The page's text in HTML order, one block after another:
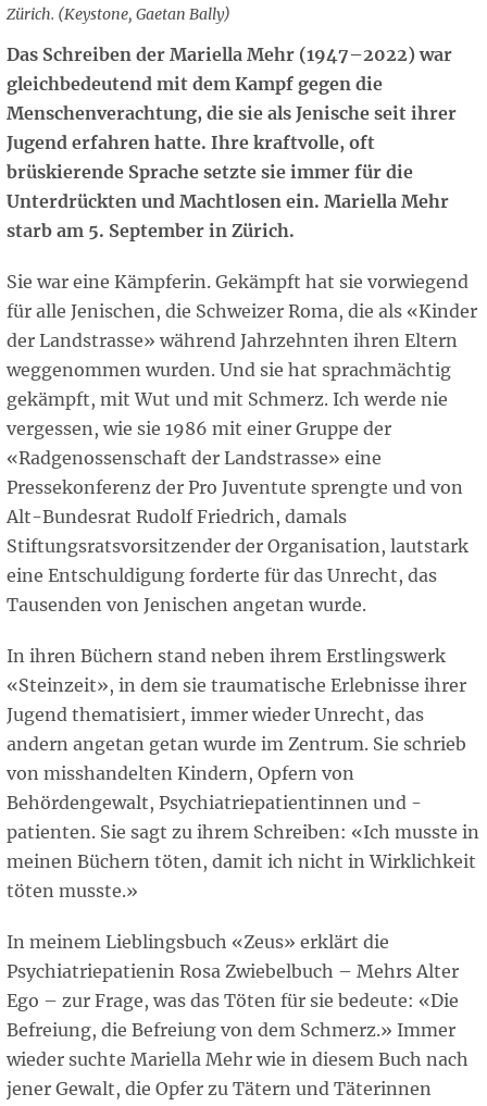
Zürich. (Keystone, Gaetan Bally)
Das Schreiben der Mariella Mehr (1947–2022) war
gleichbedeutend mit dem Kampf gegen die
Menschenverachtung, die sie als Jenische seit ihrer
Jugend erfahren hatte. Ihre kraftvolle, oft
brüskierende Sprache setzte sie immer für die
Unterdrückten und Machtlosen ein. Mariella Mehr
starb am 5. September in Zürich.
Sie war eine Kämpferin. Gekämpft hat sie vorwiegend
für alle Jenischen, die Schweizer Roma, die als «Kinder
der Landstrasse» während Jahrzehnten ihren Eltern
weggenommen wurden. Und sie hat sprachmächtig
gekämpft, mit Wut und mit Schmerz. Ich werde nie
vergessen, wie sie 1986 mit einer Gruppe der
«Radgenossenschaft der Landstrasse» eine
Pressekonferenz der Pro Juventute sprengte und von
Alt-Bundesrat Rudolf Friedrich, damals
Stiftungsratsvorsitzender der Organisation, lautstark
eine Entschuldigung forderte für das Unrecht, das
Tausenden von Jenischen angetan wurde.
In ihren Büchern stand neben ihrem Erstlingswerk
«Steinzeit», in dem sie traumatische Erlebnisse ihrer
Jugend thematisiert, immer wieder Unrecht, das
andern angetan getan wurde im Zentrum. Sie schrieb
von misshandelten Kindern, Opfern von
Behördengewalt, Psychiatriepatientinnen und -
patienten. Sie sagt zu ihrem Schreiben: «Ich musste in
meinen Büchern töten, damit ich nicht in Wirklichkeit
töten musste.»
In meinem Lieblingsbuch «Zeus» erklärt die
Psychiatriepatienin Rosa Zwiebelbuch – Mehrs Alter
Ego – zur Frage, was das Töten für sie bedeute: «Die
Befreiung, die Befreiung von dem Schmerz.» Immer
wieder suchte Mariella Mehr wie in diesem Buch nach
jener Gewalt, die Opfer zu Tätern und Täterinnen